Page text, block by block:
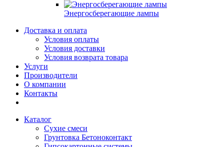
Энергосберегающие лампы
Доставка и оплата
Условия оплаты
Условия доставки
Условия возврата товара
Услуги
Производители
О компании
Контакты
Каталог
Сухие смеси
Грунтовка Бетоноконтакт